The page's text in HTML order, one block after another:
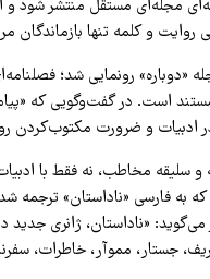
مجله‌ای مستقل منتشر شود و
و کلمه تنها بازماندگان
«دوباره» رونمایی شد؛
است. در گفت‌وگویی که
در ادبیات و ضرورت مکتوب‌کردن
و سلیقه مخاطب، نه فقط با
که به فارسی «ناداستان»
می‌گوید: «ناداستان، ژانری
جستار، مموآر،